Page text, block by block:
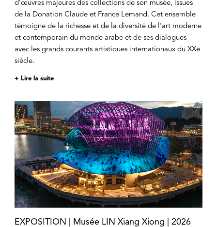
d’œuvres majeures des collections de son musée, issues
de la Donation Claude et France Lemand. Cet ensemble
témoigne de la richesse et de la diversité de l’art moderne
et contemporain du monde arabe et de ses dialogues
avec les grands courants artistiques internationaux du XXe
siècle.
+ Lire la suite
EXPOSITION | Musée LIN Xiang Xiong | 2026